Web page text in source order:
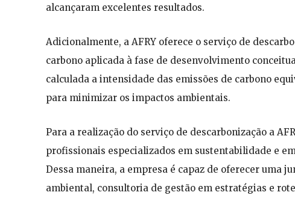
alcançaram excelentes resultados.
Adicionalmente, a AFRY oferece o serviço de
carbono aplicada à fase de desenvolvimento
calculada a intensidade das emissões de carbono
para minimizar os impactos ambientais.
Para a realização do serviço de descarbonização a
profissionais especializados em sustentabilidade e
Dessa maneira, a empresa é capaz de oferecer uma
ambiental, consultoria de gestão em estratégias e